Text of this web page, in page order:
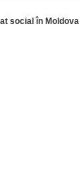
social în Moldova